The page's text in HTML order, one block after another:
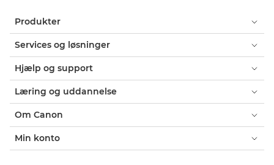
Produkter
Services og løsninger
Hjælp og support
Læring og uddannelse
Om Canon
Min konto